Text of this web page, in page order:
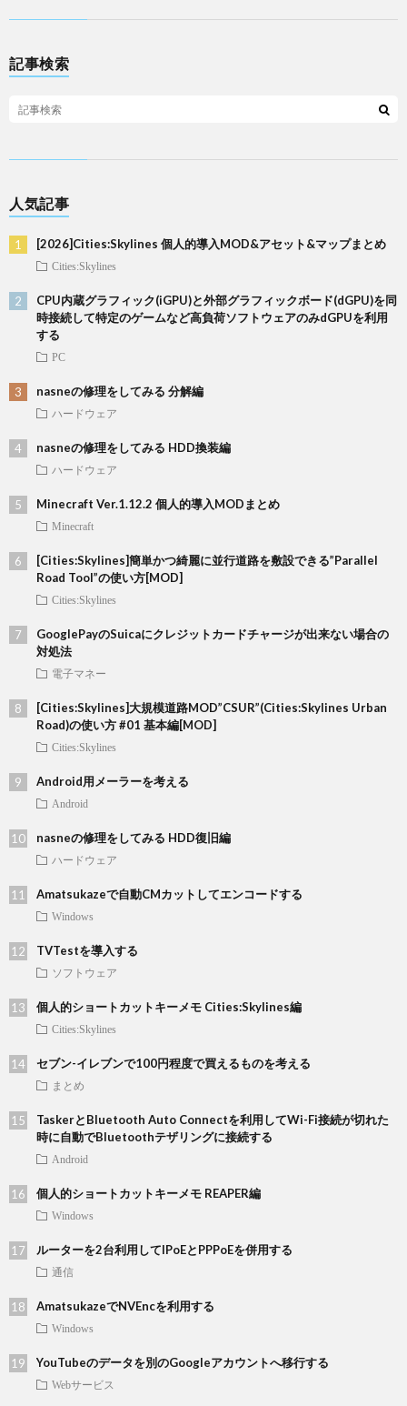
記事検索
人気記事
[2026]Cities:Skylines 個人的導入MOD&アセット&マップまとめ
Cities:Skylines
CPU内蔵グラフィック(iGPU)と外部グラフィックボード(dGPU)を同
時接続して特定のゲームなど高負荷ソフトウェアのみdGPUを利用
する
PC
nasneの修理をしてみる 分解編
ハードウェア
nasneの修理をしてみる HDD換装編
ハードウェア
Minecraft Ver.1.12.2 個人的導入MODまとめ
Minecraft
[Cities:Skylines]簡単かつ綺麗に並行道路を敷設できる”Parallel
Road Tool”の使い方[MOD]
Cities:Skylines
GooglePayのSuicaにクレジットカードチャージが出来ない場合の
対処法
電子マネー
[Cities:Skylines]大規模道路MOD”CSUR”(Cities:Skylines Urban
Road)の使い方 #01 基本編[MOD]
Cities:Skylines
Android用メーラーを考える
Android
nasneの修理をしてみる HDD復旧編
ハードウェア
Amatsukazeで自動CMカットしてエンコードする
Windows
TVTestを導入する
ソフトウェア
個人的ショートカットキーメモ Cities:Skylines編
Cities:Skylines
セブン-イレブンで100円程度で買えるものを考える
まとめ
TaskerとBluetooth Auto Connectを利用してWi-Fi接続が切れた
時に自動でBluetoothテザリングに接続する
Android
個人的ショートカットキーメモ REAPER編
Windows
ルーターを2台利用してIPoEとPPPoEを併用する
通信
AmatsukazeでNVEncを利用する
Windows
YouTubeのデータを別のGoogleアカウントへ移行する
Webサービス